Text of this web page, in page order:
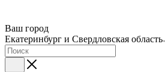
Ваш город
Екатеринбург и Свердловская область